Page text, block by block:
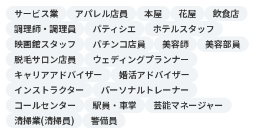
サービス業 アパレル店員 本屋 花屋
飲食店
調理師・調理員
パティシエ
ホテルスタッフ
映画館スタッフ
パチンコ店員 美容師
美容部員
脱毛サロン店員
ウェディングプランナー
キャリアアドバイザー
婚活アドバイザー
インストラクター
パーソナルトレーナー
コールセンター
駅員・車掌
芸能マネージャー
清掃業(清掃員)
警備員